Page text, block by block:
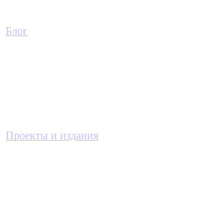
Блог
Проекты и издания